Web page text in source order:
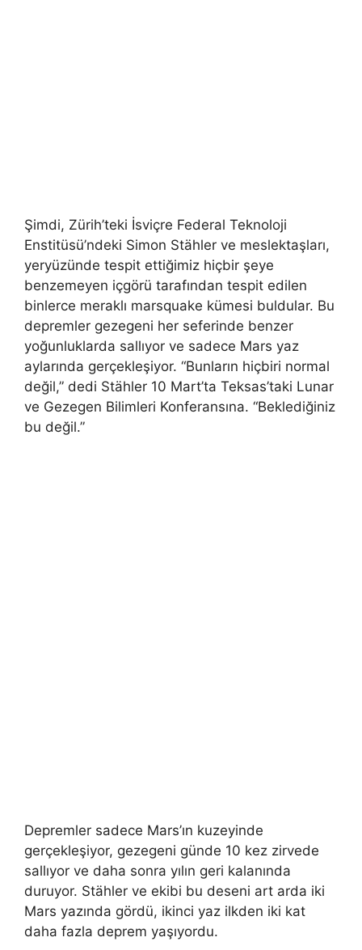
Şimdi, Zürih’teki İsviçre Federal Teknoloji
Enstitüsü’ndeki Simon Stähler ve meslektaşları,
yeryüzünde tespit ettiğimiz hiçbir şeye
benzemeyen içgörü tarafından tespit edilen
binlerce meraklı marsquake kümesi buldular. Bu
depremler gezegeni her seferinde benzer
yoğunluklarda sallıyor ve sadece Mars yaz
aylarında gerçekleşiyor. “Bunların hiçbiri normal
değil,” dedi Stähler 10 Mart’ta Teksas’taki Lunar
ve Gezegen Bilimleri Konferansına. “Beklediğiniz
bu değil.”
Depremler sadece Mars’ın kuzeyinde
gerçekleşiyor, gezegeni günde 10 kez zirvede
sallıyor ve daha sonra yılın geri kalanında
duruyor. Stähler ve ekibi bu deseni art arda iki
Mars yazında gördü, ikinci yaz ilkden iki kat
daha fazla deprem yaşıyordu.